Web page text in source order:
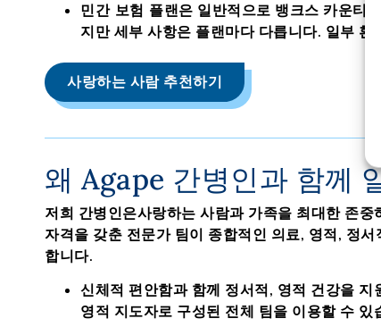
민간 보험 플랜은 일반적으로 뱅크스 카운티
지만 세부 사항은 플랜마다 다릅니다. 일부
사랑하는 사람 추천하기
왜 Agape 간병인과 함께
저희 간병인은사랑하는 사람과 가족을 최대한 존중
자격을 갖춘 전문가 팀이 종합적인 의료, 영적, 정서
합니다.
신체적 편안함과 함께 정서적, 영적 건강을
영적 지도자로 구성된 전체 팀을 이용할 수 있